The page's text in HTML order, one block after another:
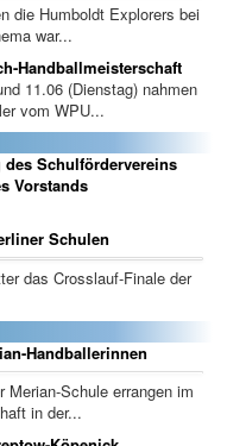
Humboldt Explorers bei
war...
Handballmeisterschaft
11.06 (Dienstag) nahmen
vom WPU...
Schulfördervereins
Vorstands
Schulen
das Crosslauf-Finale der
Handballerinnen
Merian-Schule errangen im
in der...